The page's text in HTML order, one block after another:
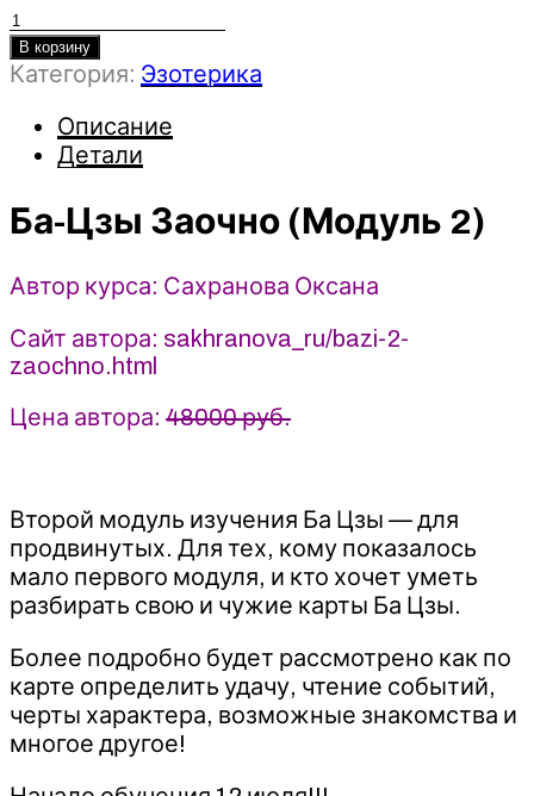
Количество
товара
Ба-
Заочно
(Модуль
-
Сахранова
Оксана
В корзину
Категория: Эзотерика
Описание
Детали
Ба-Цзы Заочно (Модуль 2)
Автор курса: Сахранова Оксана
Сайт автора: sakhranova_ru/bazi-2-
zaochno.html
Цена автора: 48000 руб.
Второй модуль изучения Ба Цзы — для
продвинутых. Для тех, кому показалось
мало первого модуля, и кто хочет уметь
разбирать свою и чужие карты Ба Цзы.
Более подробно будет рассмотрено как по
карте определить удачу, чтение событий,
черты характера, возможные знакомства и
многое другое!